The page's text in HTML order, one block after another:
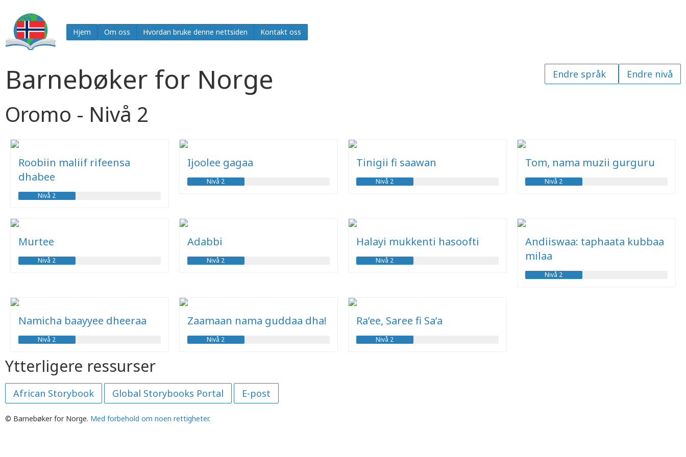
Hjem Om oss Hvordan bruke denne nettsiden Kontakt oss
Barnebøker for Norge
Oromo - Nivå 2
Roobiin maliif rifeensa
dhabee
Nivå 2
Ijoolee gagaa
Nivå 2
Tinigii fi saawan
Nivå 2
Tom, nama muzii gurguru
Nivå 2
Murtee
Nivå 2
Adabbi
Nivå 2
Halayi mukkenti hasoofti
Nivå 2
Andiiswaa: taphaata kubbaa
milaa
Nivå 2
Namicha baayyee dheeraa
Nivå 2
Zaamaan nama guddaa dha!
Nivå 2
Ra’ee, Saree fi Sa’a
Nivå 2
Ytterligere ressurser
African Storybook Global Storybooks Portal E-post
© Barnebøker for Norge. Med forbehold om noen rettigheter.